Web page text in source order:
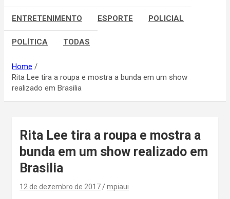
ENTRETENIMENTO ESPORTE POLICIAL
POLÍTICA TODAS
Home
Rita Lee tira a roupa e mostra a bunda em um show
realizado em Brasilia
Rita Lee tira a roupa e mostra a
bunda em um show realizado em
Brasilia
12 de dezembro de 2017 mpiaui